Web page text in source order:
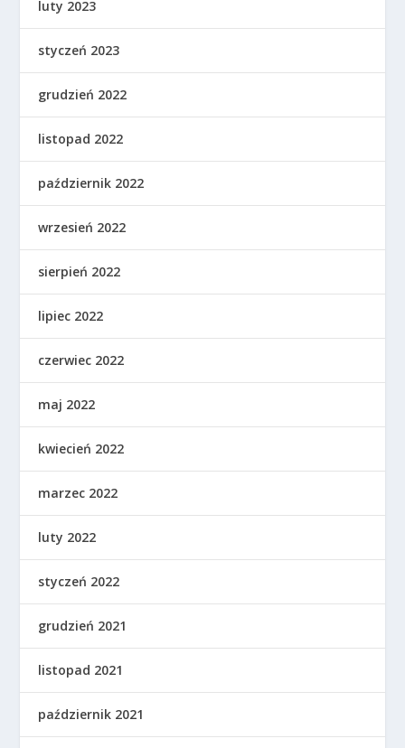
luty 2023
styczeń 2023
grudzień 2022
listopad 2022
październik 2022
wrzesień 2022
sierpień 2022
lipiec 2022
czerwiec 2022
maj 2022
kwiecień 2022
marzec 2022
luty 2022
styczeń 2022
grudzień 2021
listopad 2021
październik 2021